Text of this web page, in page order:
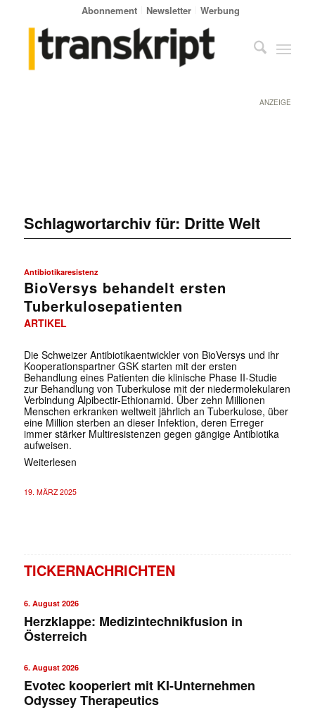
Abonnement Newsletter Werbung
ANZEIGE
Schlagwortarchiv für: Dritte Welt
Antibiotikaresistenz
BioVersys behandelt ersten
Tuberkulosepatienten
ARTIKEL
Die Schweizer Antibiotikaentwickler von BioVersys und ihr
Kooperationspartner GSK starten mit der ersten
Behandlung eines Patienten die klinische Phase II-Studie
zur Behandlung von Tuberkulose mit der niedermolekularen
Verbindung Alpibectir-Ethionamid. Über zehn Millionen
Menschen erkranken weltweit jährlich an Tuberkulose, über
eine Million sterben an dieser Infektion, deren Erreger
immer stärker Multiresistenzen gegen gängige Antibiotika
aufweisen.
Weiterlesen
19. MÄRZ 2025
TICKERNACHRICHTEN
6. August 2026
Herzklappe: Medizintechnikfusion in
Österreich
6. August 2026
Evotec kooperiert mit KI-Unternehmen
Odyssey Therapeutics